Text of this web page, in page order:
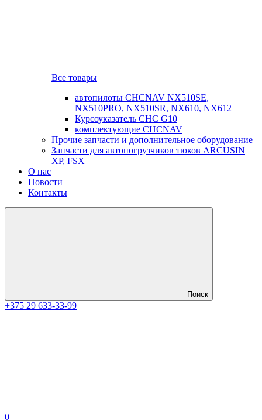
Все товары
автопилоты CHCNAV NX510SE,
NX510PRO, NX510SR, NX610, NX612
Курсоуказатель CHC G10
комплектующие CHCNAV
Прочие запчасти и дополнительное оборудование
Запчасти для автопогрузчиков тюков ARCUSIN
XP, FSX
О нас
Новости
Контакты
Поиск
+375 29 633-33-99
0